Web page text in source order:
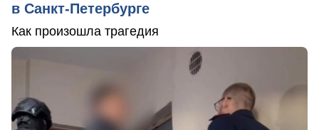
в Санкт-Петербурге
Как произошла трагедия